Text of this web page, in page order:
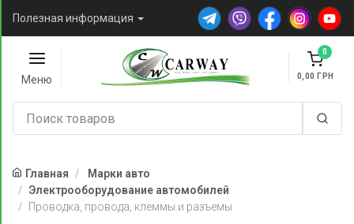
Полезная информация
Меню
0
0,00
Главная
Марки авто
Электрооборудование автомобилей
Проводка, провода, клеммы и разъемы